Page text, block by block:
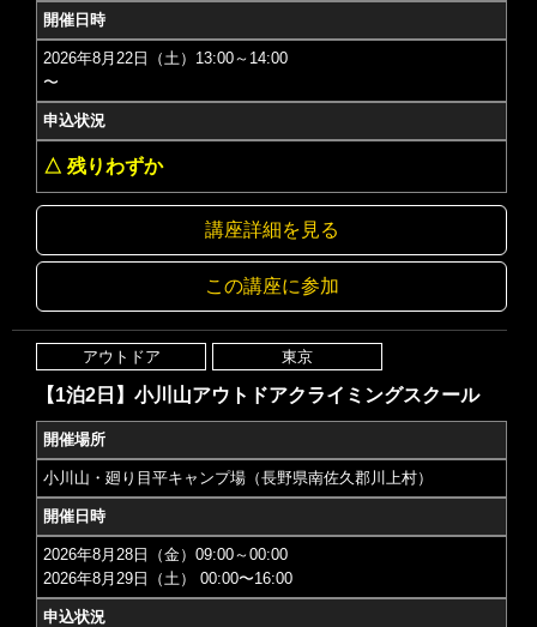
開催日時
2026年8月22日（土）13:00～14:00
〜
申込状況
△ 残りわずか
講座詳細を見る
この講座に参加
アウトドア 東京
【1泊2日】小川山アウトドアクライミングスクール
開催場所
小川山・廻り目平キャンプ場（長野県南佐久郡川上村）
開催日時
2026年8月28日（金）09:00～00:00
2026年8月29日（土） 00:00〜16:00
申込状況